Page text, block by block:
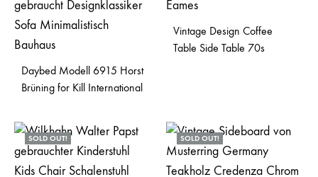
Daybed Modell 6915 Horst
Brüning for Kill International
Vintage Design Coffee
Table Side Table 70s
SOLD OUT! SOLD OUT!